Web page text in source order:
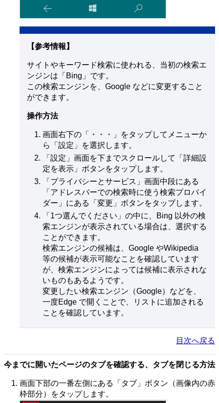
【参考情報】
サイトやキーワード検索に使われる、当初の検索エ
ンジンは「Bing」です。
この検索エンジンを、Google などに変更すること
ができます。
操作方法
画面右下の「・・・」をタップしてメニューか
ら「設定」を選択します。
「設定」画面を下までスクロールして「詳細設
定を表示」ボタンをタップします。
「プライバシーとサービス」画面中段にある
「アドレスバーでの検索時に使う検索プロバイ
ダー」にある「変更」ボタンをタップします。
「1つ選んでください」の中に、Bing 以外の検
索エンジンが表示されている場合は、選択する
ことができます。
検索エンジンの候補は、Google やWikipedia
等の候補が表示可能なことを確認しています
が、検索エンジンによっては候補に表示されな
いものもあるようです。
変更したい検索エンジン（Google）などを、
一度Edge で開くことで、リストに追加される
ことを確認しています。
目次へ戻る
今までに開いたページのタブを確認する、タブを閉じる方法
画面下部の一番左側にある「タブ」ボタン（画像内の赤
枠部分）をタップします。